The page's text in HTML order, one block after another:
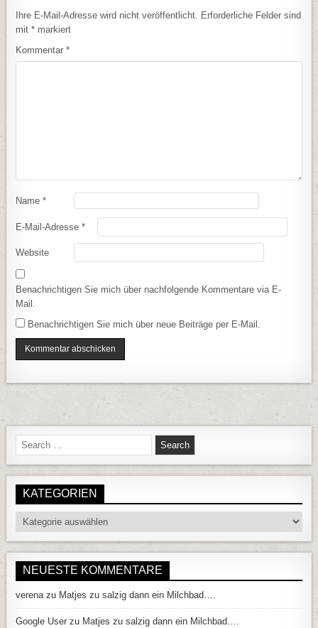
Ihre E-Mail-Adresse wird nicht veröffentlicht.
Erforderliche Felder sind
mit* markiert
Kommentar*
Name*
E-Mail-Adresse*
Website
Benachrichtigen Sie mich über nachfolgende Kommentare via E-
Mail.
Benachrichtigen Sie mich über neue Beiträge per E-Mail.
Search for:
KATEGORIEN
Kategorien
NEUESTE KOMMENTARE
verenazu Matjes zu salzig dann ein Milchbad….
Google User zu Matjes zu salzig dann ein Milchbad….